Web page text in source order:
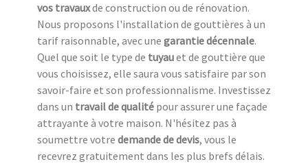
vos travauxde construction ou de rénovation.
Nous proposons l'installation de gouttières à un
tarif raisonnable, avec une garantie décennale.
Quel que soit le type de tuyauet de gouttière que
vous choisissez, elle saura vous satisfaire par son
savoir-faire et son professionnalisme. Investissez
dans un travail de qualité pour assurer une façade
attrayante à votre maison. N'hésitez pas à
soumettre votre demande de devis, vous le
recevrez gratuitement dans les plus brefs délais.